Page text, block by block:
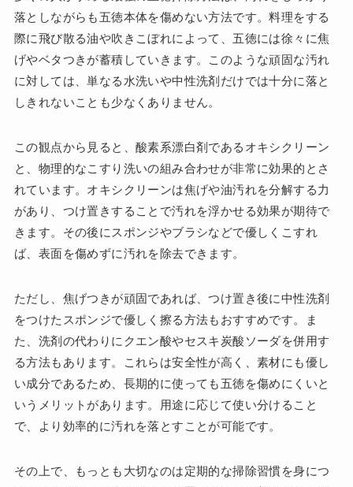
落としながらも五徳本体を傷めない方法です。料理をする
際に飛び散る油や吹きこぼれによって、五徳には徐々に焦
げやベタつきが蓄積していきます。このような頑固な汚れ
に対しては、単なる水洗いや中性洗剤だけでは十分に落と
しきれないことも少なくありません。
この観点から見ると、酸素系漂白剤であるオキシクリーン
と、物理的なこすり洗いの組み合わせが非常に効果的とさ
れています。オキシクリーンは焦げや油汚れを分解する力
があり、つけ置きすることで汚れを浮かせる効果が期待で
きます。その後にスポンジやブラシなどで優しくこすれ
ば、表面を傷めずに汚れを除去できます。
ただし、焦げつきが頑固であれば、つけ置き後に中性洗剤
をつけたスポンジで優しく擦る方法もおすすめです。ま
た、洗剤の代わりにクエン酸やセスキ炭酸ソーダを併用す
る方法もあります。これらは安全性が高く、素材にも優し
い成分であるため、長期的に使っても五徳を傷めにくいと
いうメリットがあります。用途に応じて使い分けること
で、より効率的に汚れを落とすことが可能です。
その上で、もっとも大切なのは定期的な掃除習慣を身につ